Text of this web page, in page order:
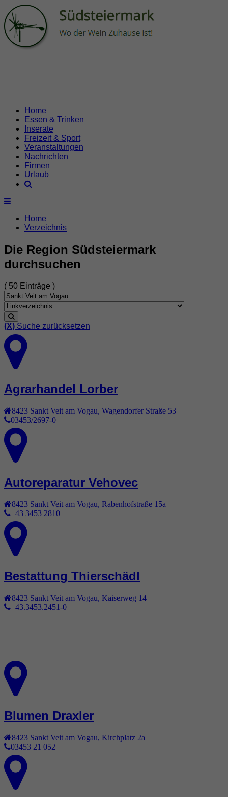
Home
Essen & Trinken
Inserate
Freizeit & Sport
Veranstaltungen
Nachrichten
Firmen
Urlaub
Home
Verzeichnis
Die Region Südsteiermark
durchsuchen
( 50 Einträge )
(X) Suche zurücksetzen
Agrarhandel Lorber
8423 Sankt Veit am Vogau Wagendorfer Straße 53
03453/2697-0
Autoreparatur Vehovec
8423 Sankt Veit am Vogau, Rabenhofstraße 15a
+43 3453 2810
Bestattung Thierschädl
8423 Sankt Veit am Vogau, Kaiserweg 14
+43.3453.2451-0
Blumen Draxler
8423 Sankt Veit am Vogau Kirchplatz 2a
03453 21 052